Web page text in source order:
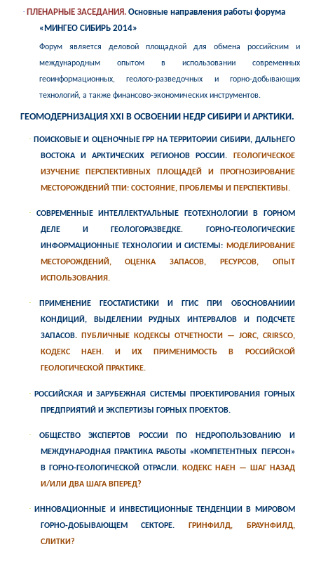
· ПЛЕНАРНЫЕ ЗАСЕДАНИЯ. Основные направления работыфорума
«МИНГЕО СИБИРЬ 2014»
Форум является деловой площадкой для обмена российским и
международным опытом в использовании современных
геоинформационных, геолого-разведочных и горно-добывающих
технологий, а также финансово-экономических инструментов.
ГЕОМОДЕРНИЗАЦИЯ XXI В ОСВОЕНИИ НЕДР СИБИРИ И АРКТИКИ.
· ПОИСКОВЫЕ И ОЦЕНОЧНЫЕ ГРР НА ТЕРРИТОРИИ СИБИРИ, ДАЛЬНЕГО
ВОСТОКА И АРКТИЧЕСКИХ РЕГИОНОВ РОССИИ.
ГЕОЛОГИЧЕСКОЕ
ИЗУЧЕНИЕ ПЕРСПЕКТИВНЫХ ПЛОЩАДЕЙ И ПРОГНОЗИРОВАНИЕ
МЕСТОРОЖДЕНИЙ ТПИ: СОСТОЯНИЕ, ПРОБЛЕМЫ И ПЕРСПЕКТИВЫ.
· СОВРЕМЕННЫЕ ИНТЕЛЛЕКТУАЛЬНЫЕ ГЕОТЕХНОЛОГИИ
В ГОРНОМ
ДЕЛЕ И ГЕОЛОГОРАЗВЕДКЕ.
ГОРНО-ГЕОЛОГИЧЕСКИЕ
ИНФОРМАЦИОННЫЕ ТЕХНОЛОГИИ И СИСТЕМЫ: МОДЕЛИРОВАНИЕ
МЕСТОРОЖДЕНИЙ, ОЦЕНКА ЗАПАСОВ, РЕСУРСОВ, ОПЫТ
ИСПОЛЬЗОВАНИЯ.
·
ПРИМЕНЕНИЕ ГЕОСТАТИСТИКИ И ГГИС ПРИ ОБОСНОВАНИИИ
КОНДИЦИЙ, ВЫДЕЛЕНИИ РУДНЫХ ИНТЕРВАЛОВ И ПОДСЧЕТЕ
ЗАПАСОВ.ПУБЛИЧНЫЕ КОДЕКСЫ ОТЧЕТНОСТИ — JORC, CRIRSCO,
КОДЕКС НАЕН. И ИХ ПРИМЕНИМОСТЬ В РОССИЙСКОЙ
ГЕОЛОГИЧЕСКОЙ ПРАКТИКЕ.
· РОССИЙСКАЯ И ЗАРУБЕЖНАЯ СИСТЕМЫ ПРОЕКТИРОВАНИЯ ГОРНЫХ
ПРЕДПРИЯТИЙ И ЭКСПЕРТИЗЫ ГОРНЫХ ПРОЕКТОВ.
·
ОБЩЕСТВО ЭКСПЕРТОВ РОССИИ ПО НЕДРОПОЛЬЗОВАНИЮ И
МЕЖДУНАРОДНАЯ ПРАКТИКА РАБОТЫ «КОМПЕТЕНТНЫХ ПЕРСОН»
В ГОРНО-ГЕОЛОГИЧЕСКОЙ ОТРАСЛИ. КОДЕКС НАЕН —
ШАГ НАЗАД
И/ИЛИ ДВА ШАГА ВПЕРЕД?
· ИННОВАЦИОННЫЕ И ИНВЕСТИЦИОННЫЕ ТЕНДЕНЦИИ В МИРОВОМ
ГОРНО-ДОБЫВАЮЩЕМ СЕКТОРЕ.
ГРИНФИЛД, БРАУНФИЛД,
СЛИТКИ?